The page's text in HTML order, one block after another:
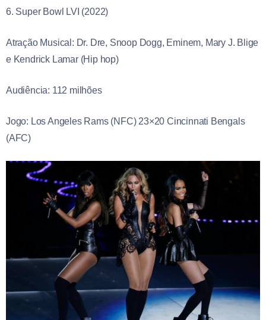
6. Super Bowl LVI (2022)
Atração Musical: Dr. Dre, Snoop Dogg, Eminem, Mary J. Blige
e Kendrick Lamar (Hip hop)
Audiência: 112 milhões
Jogo: Los Angeles Rams (NFC) 23×20 Cincinnati Bengals
(AFC)